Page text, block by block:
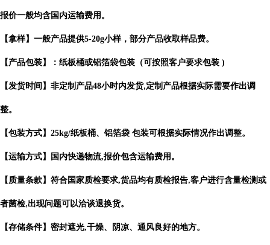
报价一般均含国内运输费用。
【拿样】一般产品提供5-20g小样，部分产品收取样品费。
【产品包装】：纸板桶或铝箔袋包装（可按照客户要求包装 )
【发货时间】非定制产品48小时内发货,定制产品根据实际需要作出调
整。
【包装方式】 25kg/纸板桶、铝箔袋 包装可根据实际情况作出调整。
【运输方式】国内快递物流,报价包含运输费用。
【质量条款】符合国家质检要求,货品均有质检报告,客户进行含量检测或
者菌检,出现问题可以洽谈退换货。
【存储条件】密封遮光,干燥、阴凉、通风良好的地方。